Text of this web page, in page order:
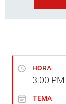
HORA
3:00 PM
TEMA